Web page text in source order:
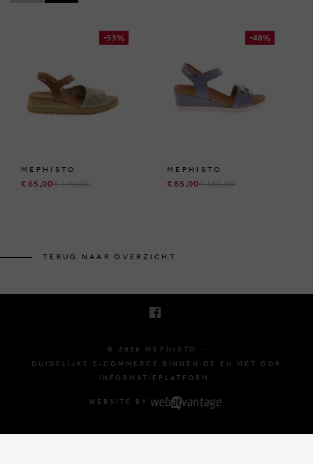
-53%
MEPHISTO
€ 65,00€ 140,00
-48%
MEPHISTO
€ 85,00€ 165,00
TERUG NAAR OVERZICHT
© 2026 MEPHISTO -
DUIDELIJKE E-COMMERCE BINNEN DE EU MET ODR
INFORMATIEPLATFORM.
WEBSITE BY